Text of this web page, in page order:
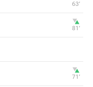
63‎’‎
81‎’‎
71‎’‎